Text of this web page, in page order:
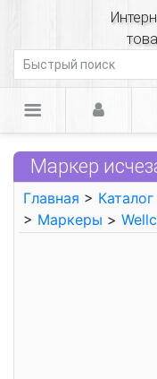
Маркер
Главная > Каталог
> Маркеры >